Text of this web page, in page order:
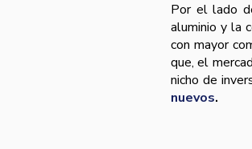
Por el lado
aluminio y la
con mayor
que, el
nicho de
nuevos.